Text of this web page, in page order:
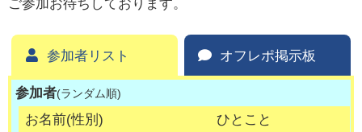
ご参加お待ちしております。
参加者リスト オフレポ掲示板
参加者(ランダム順)
お名前(性別)
ひとこと